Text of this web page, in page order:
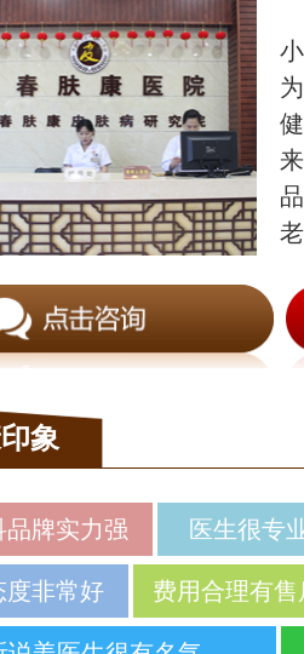
象
品牌实力强 医生很专
度非常好 费用合理有